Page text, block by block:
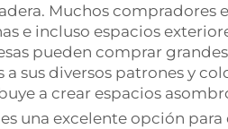
Muchos
e incluso espacios
pueden comprar
a sus diversos patrones y
a crear espacios
una excelente opción